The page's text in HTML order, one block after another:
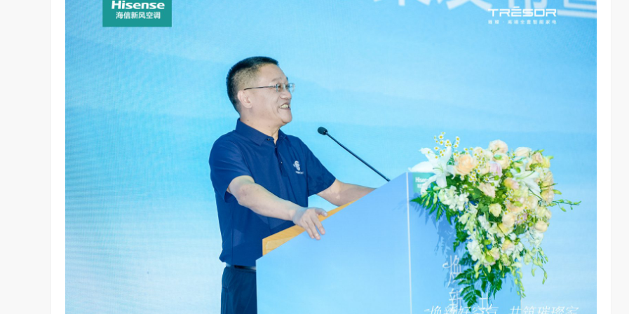
刘平均：海信空调变频S架构发布具有重大意义
6月12日，在海信举办的 “中国变频 信芯保障”海信空调变频S
架构技术发布会上，原国家质检总局副局长、中…
1 年前
“海信在变频技术上近30年的坚持，体现了海信在变频技术上
的决心，信心和恒心。我坚信，海信将凭借这‘三心’…